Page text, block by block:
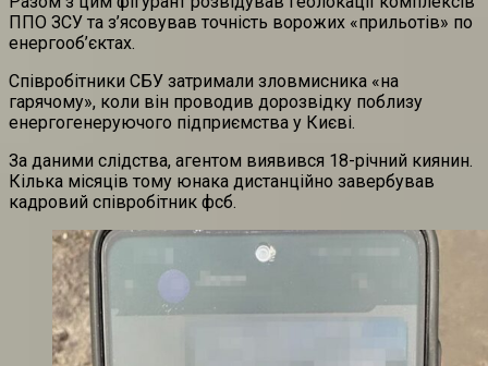
ППО ЗСУ та з’ясовував точність ворожих «прильотів» по
енергооб’єктах.
Співробітники СБУ затримали зловмисника «на
гарячому», коли він проводив дорозвідку поблизу
енергогенеруючого підприємства у Києві.
За даними слідства, агентом виявився 18-річний киянин.
Кілька місяців тому юнака дистанційно завербував
кадровий співробітник фсб.